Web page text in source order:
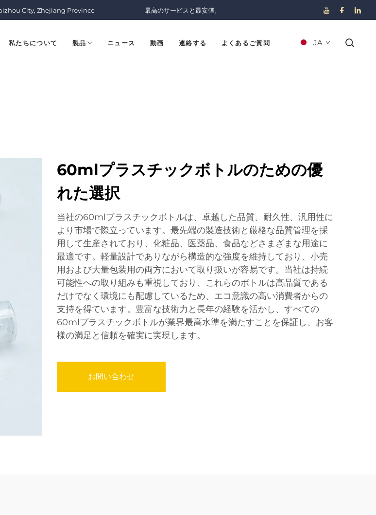
City, Zhejiang Province 最高のサービスと最安値。
私たちについて 製品 ニュース 動画 連絡する よくあるご質問 JA
60mlプラスチックボトルのための優
れた選択
当社の60mlプラスチックボトルは、卓越した品質、耐久性、汎用性に
より市場で際立っています。最先端の製造技術と厳格な品質管理を採
用して生産されており、化粧品、医薬品、食品などさまざまな用途に
最適です。軽量設計でありながら構造的な強度を維持しており、小売
用および大量包装用の両方において取り扱いが容易です。当社は持続
可能性への取り組みも重視しており、これらのボトルは高品質である
だけでなく環境にも配慮しているため、エコ意識の高い消費者からの
支持を得ています。豊富な技術力と長年の経験を活かし、すべての
60mlプラスチックボトルが業界最高水準を満たすことを保証し、お客
様の満足と信頼を確実に実現します。
お問い合わせ